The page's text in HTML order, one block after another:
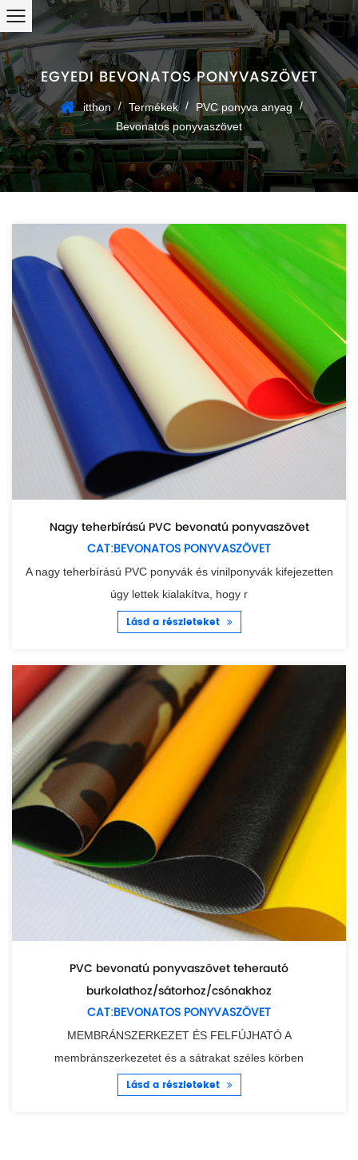
EGYEDI BEVONATOS PONYVASZÖVET
itthon / Termékek / PVC ponyva anyag
/
Bevonatos ponyvaszövet
Nagy teherbírású PVC bevonatú ponyvaszövet
CAT:BEVONATOS PONYVASZÖVET
A nagy teherbírású PVC ponyvák és vinilponyvák kifejezetten
úgy lettek kialakítva, hogy r
Lásd a részleteket
PVC bevonatú ponyvaszövet teherautó
burkolathoz/sátorhoz/csónakhoz
CAT:BEVONATOS PONYVASZÖVET
MEMBRÁNSZERKEZET ÉS FELFÚJHATÓ A
membránszerkezetet és a sátrakat széles körben
Lásd a részleteket